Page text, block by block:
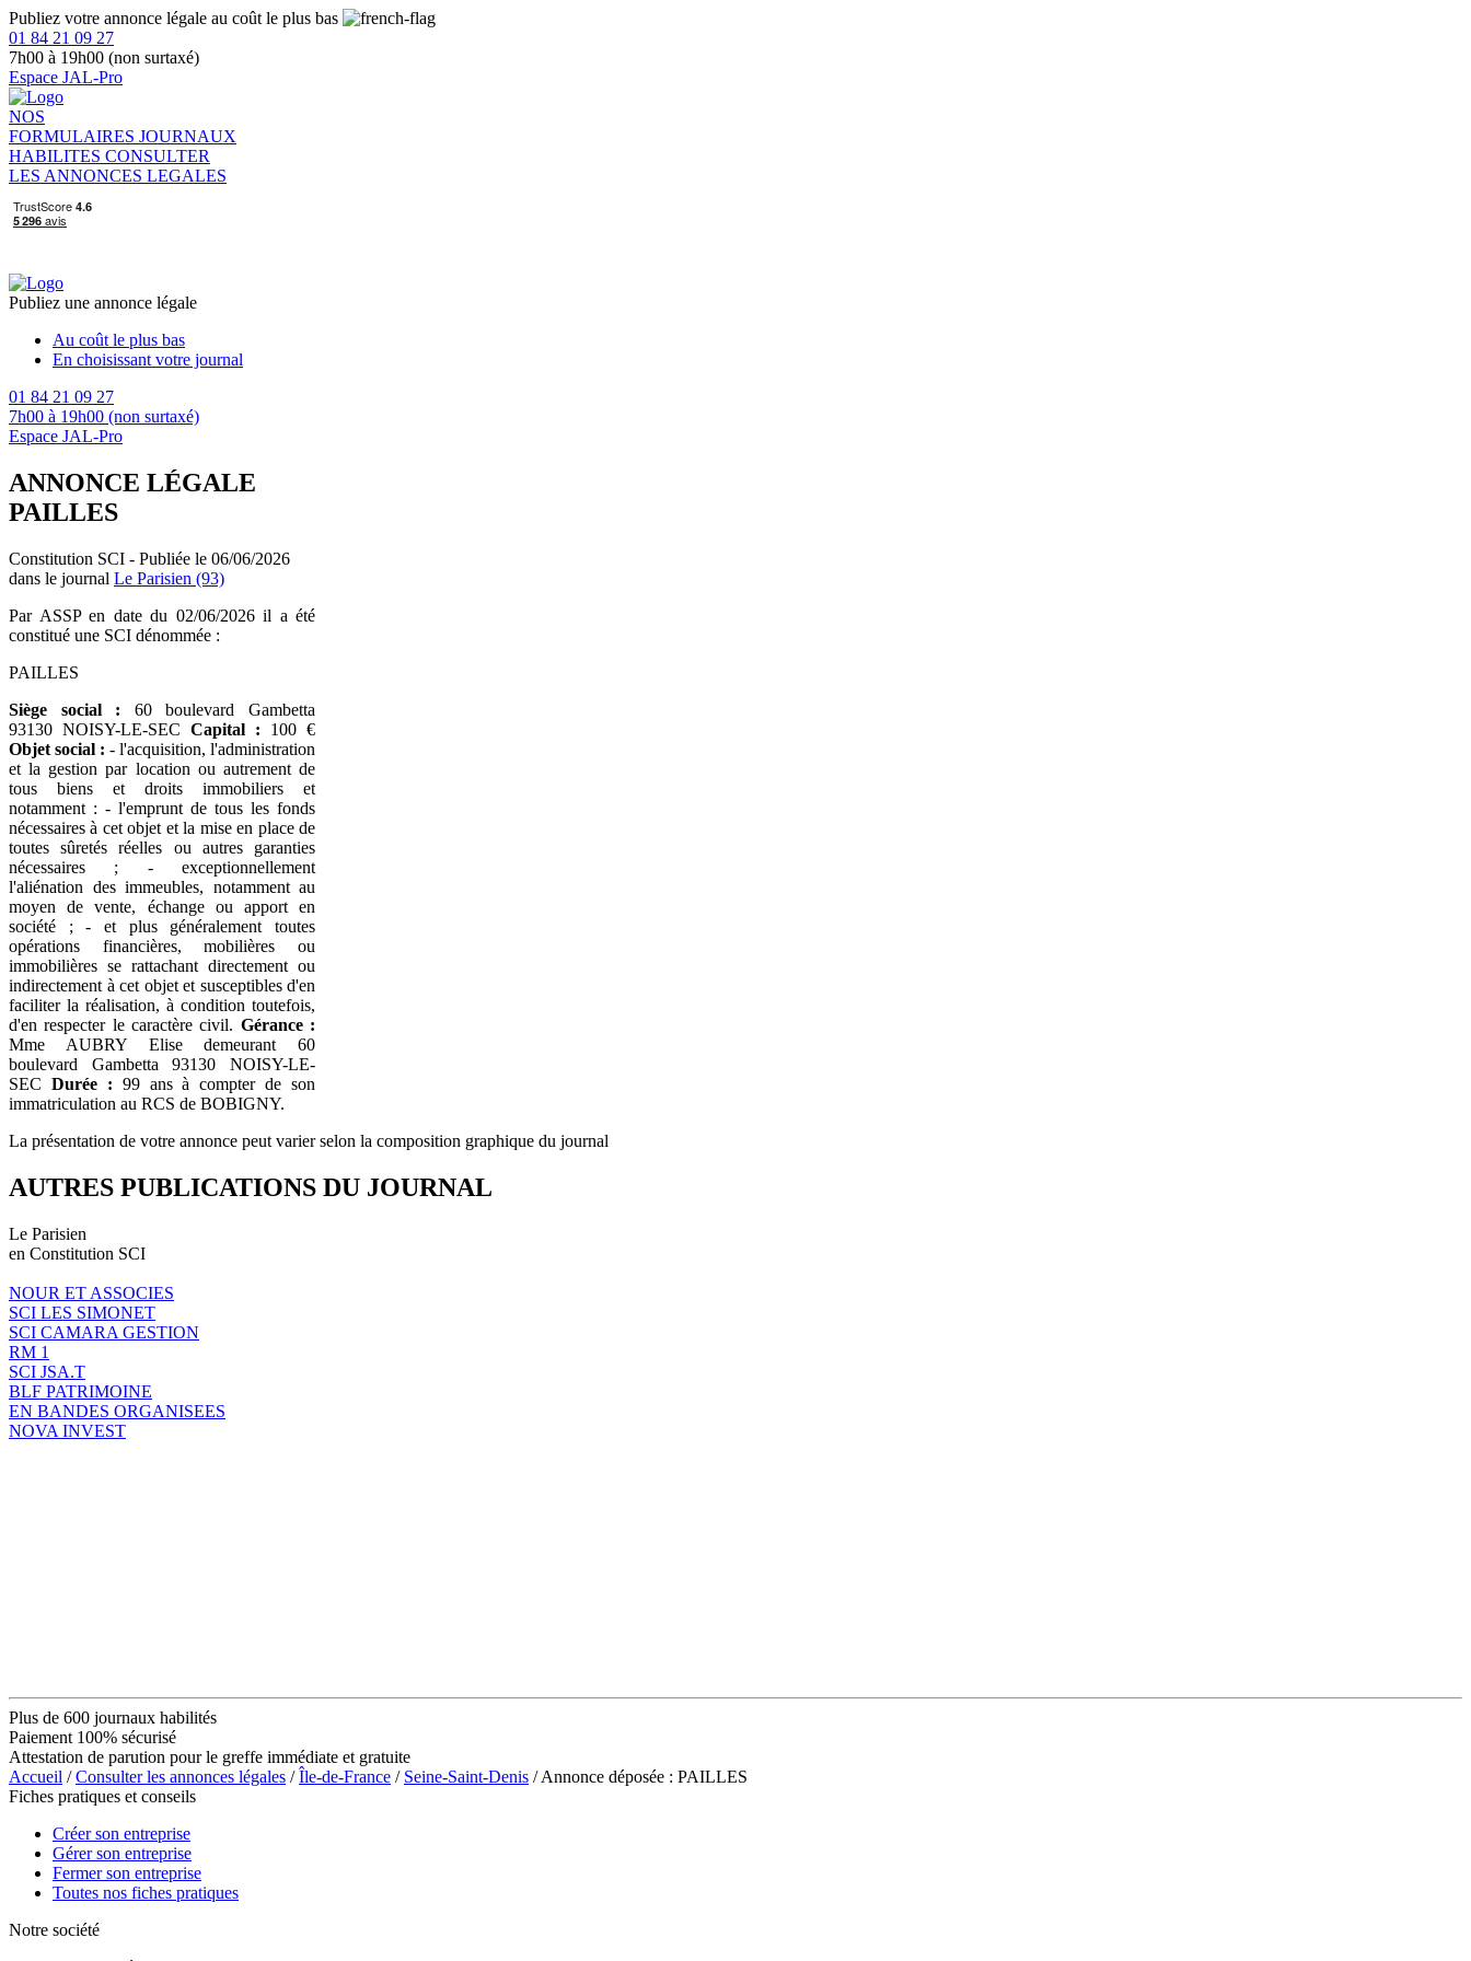
Publiez votre annonce légale au coût le plus bas
01 84 21 09 27
7h00 à 19h00 (non surtaxé)
Espace JAL-Pro
NOS
FORMULAIRES JOURNAUX
HABILITES CONSULTER
LES ANNONCES LEGALES
Publiez une annonce légale
Au coût le plus bas
En choisissant votre journal
01 84 21 09 27
7h00 à 19h00 (non surtaxé)
Espace JAL-Pro
ANNONCE LÉGALE
PAILLES
Constitution SCI - Publiée le 06/06/2026
dans le journal Le Parisien (93)
Par ASSP en date du 02/06/2026 il a été
constitué une SCI dénommée :
PAILLES
Siège social : 60 boulevard Gambetta
93130 NOISY-LE-SEC Capital : 100 €
Objet social : - l'acquisition, l'administration
et la gestion par location ou autrement de
tous biens et droits immobiliers et
notamment : - l'emprunt de tous les fonds
nécessaires à cet objet et la mise en place de
toutes sûretés réelles ou autres garanties
nécessaires ; - exceptionnellement
l'aliénation des immeubles, notamment au
moyen de vente, échange ou apport en
société ; - et plus généralement toutes
opérations financières, mobilières ou
immobilières se rattachant directement ou
indirectement à cet objet et susceptibles d'en
faciliter la réalisation, à condition toutefois,
d'en respecter le caractère civil. Gérance :
Mme AUBRY Elise demeurant 60
boulevard Gambetta 93130 NOISY-LE-
SEC Durée : 99 ans à compter de son
immatriculation au RCS de BOBIGNY.
La présentation de votre annonce peut varier selon la composition graphique du journal
AUTRES PUBLICATIONS DU JOURNAL
Le Parisien
en Constitution SCI
NOUR ET ASSOCIES
SCI LES SIMONET
SCI CAMARA GESTION
RM 1
SCI JSA.T
BLF PATRIMOINE
EN BANDES ORGANISEES
NOVA INVEST
Plus de 600 journaux habilités
Paiement 100% sécurisé
Attestation de parution pour le greffe immédiate et gratuite
Accueil /Consulter les annonces légales /Île-de-France / Seine-Saint-Denis / Annonce déposée : PAILLES
Fiches pratiques et conseils
Créer son entreprise
Gérer son entreprise
Fermer son entreprise
Toutes nos fiches pratiques
Notre société